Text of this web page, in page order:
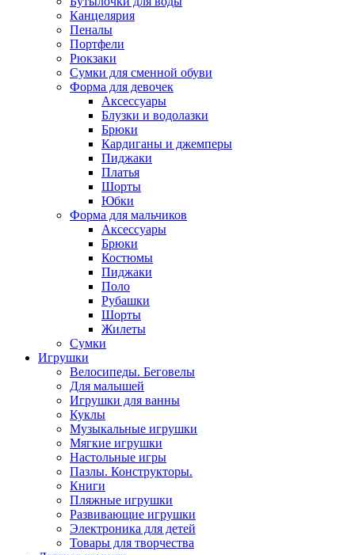
Канцелярия
Пеналы
Портфели
Рюкзаки
Сумки для сменной обуви
Форма для девочек
Аксессуары
Блузки и водолазки
Брюки
Кардиганы и джемперы
Пиджаки
Платья
Шорты
Юбки
Форма для мальчиков
Аксессуары
Брюки
Костюмы
Пиджаки
Поло
Рубашки
Шорты
Жилеты
Сумки
Игрушки
Велосипеды. Беговелы
Для малышей
Игрушки для ванны
Куклы
Музыкальные игрушки
Мягкие игрушки
Настольные игры
Пазлы. Конструкторы.
Книги
Пляжные игрушки
Развивающие игрушки
Электроника для детей
Товары для творчества